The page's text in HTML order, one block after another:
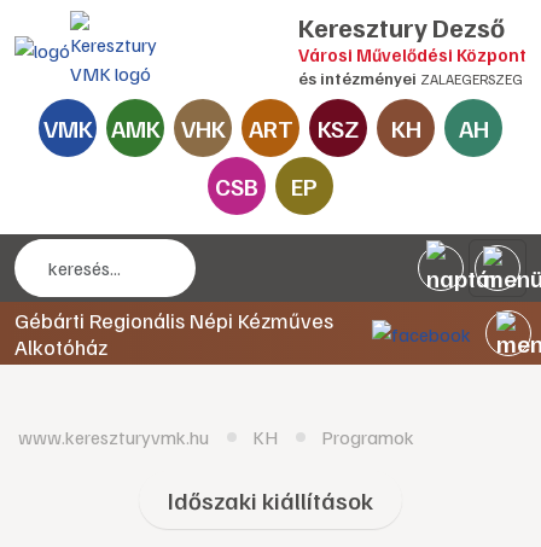
Keresztury Dezső
Városi Művelődési Központ
és intézményei ZALAEGERSZEG
VMK AMK VHK ART KSZ KH
AH
CSB
EP
Gébárti Regionális Népi Kézműves
Alkotóház
www.kereszturyvmk.hu KH Programok
Időszaki kiállítások